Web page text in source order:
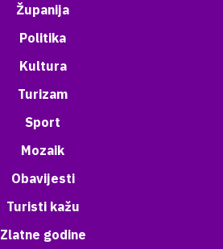
Županija
Politika
Kultura
Turizam
Sport
Mozaik
Obavijesti
Turisti kažu
Zlatne godine